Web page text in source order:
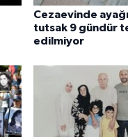
Cezaevinde ayağı
tutsak 9 gündür
edilmiyor